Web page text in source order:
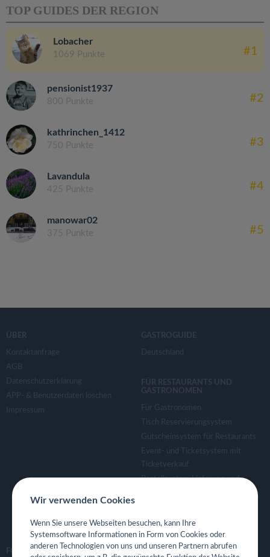
TOP GUIDES DER REGION
Lobacher
1069 Punkte #1
pensionist1937
800 Punkte #2
kathrinchen_1412
750 Punkte #3
Lavandula
425 Punkte #4
manowar02
375 Punkte #5
ÜBER
Kontaktanfrage
AGB
Datenschutzerklärung
APP- & Benutzerdaten löschen
Impressum
GASTROGUIDE
Deutschland
FÜR RESTAURANTS UND
GASTRONOMEN
Für Gastronomen
Tisch Reservierungsystem
Gutscheinsystem für Restaurants
Event- und Ticketsystem mit
Ticketverkauf
Bestellsystem Lieferung und
Eigene App für Restaurant
FOLGE UNS
Wir verwenden Cookies
Wenn Sie unsere Webseiten besuchen, kann Ihre
Systemsoftware Informationen in Form von Cookies oder
anderen Technologien von uns und unseren Partnern abrufen